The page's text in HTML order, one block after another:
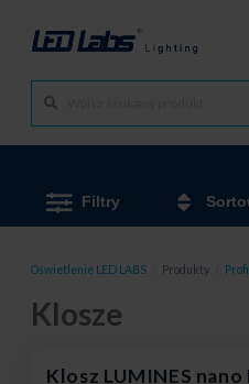
Filtry
Oświetlenie LED LABS Produkty
Klosze
Klosz LUMINES